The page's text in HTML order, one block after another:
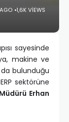
1,6K VIEWS
sayesinde
makine ve
bulunduğu
sektörüne
Erhan